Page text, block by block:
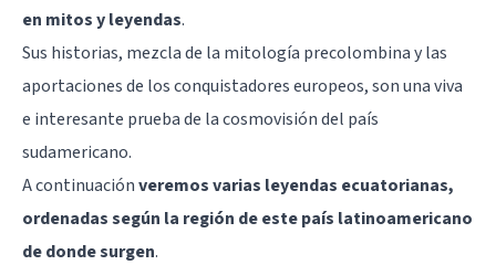
en mitos y leyendas.
Sus historias, mezcla de la mitología precolombina y las
aportaciones de los conquistadores europeos, son una viva
e interesante prueba de la cosmovisión del país
sudamericano.
A continuaciónveremos varias leyendas ecuatorianas,
ordenadas según la región de este país latinoamericano
de donde surgen.